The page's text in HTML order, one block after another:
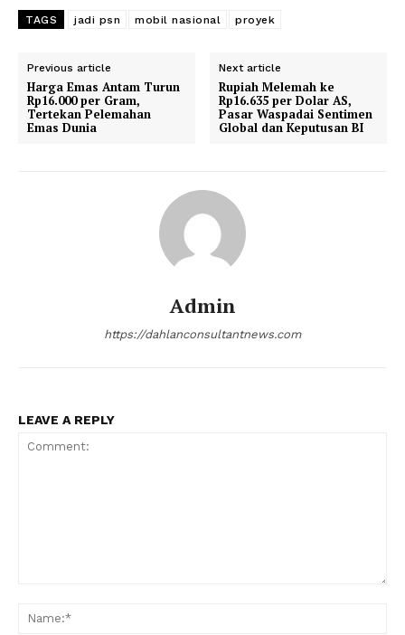
TAGS jadi psn mobil nasional proyek
Previous article
Harga Emas Antam Turun
Rp16.000 per Gram,
Tertekan Pelemahan
Emas Dunia
Next article
Rupiah Melemah ke
Rp16.635 per Dolar AS,
Pasar Waspadai Sentimen
Global dan Keputusan BI
Admin
https://dahlanconsultantnews.com
LEAVE A REPLY